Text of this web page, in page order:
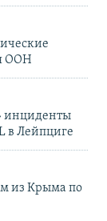
ООН
инциденты
в Лейпциге
из Крыма по